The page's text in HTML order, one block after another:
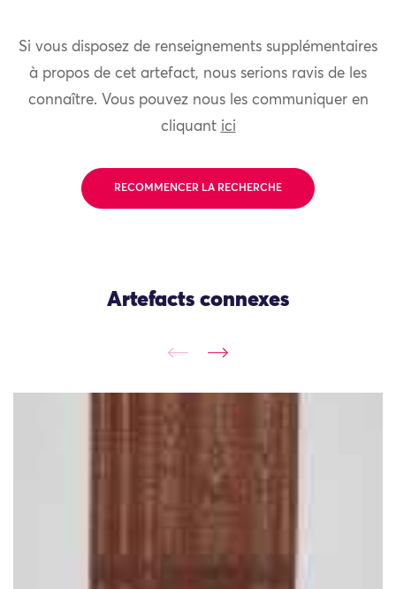
Si vous disposez de renseignements supplémentaires
à propos de cet artefact, nous serions ravis de les
connaître. Vous pouvez nous les communiquer en
cliquant ici
RECOMMENCER LA RECHERCHE
Artefacts connexes